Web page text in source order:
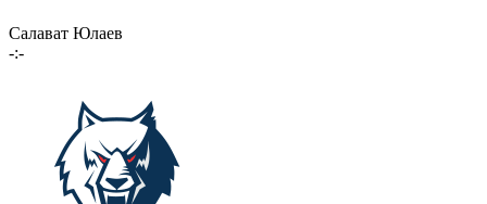
Салават Юлаев
-:-